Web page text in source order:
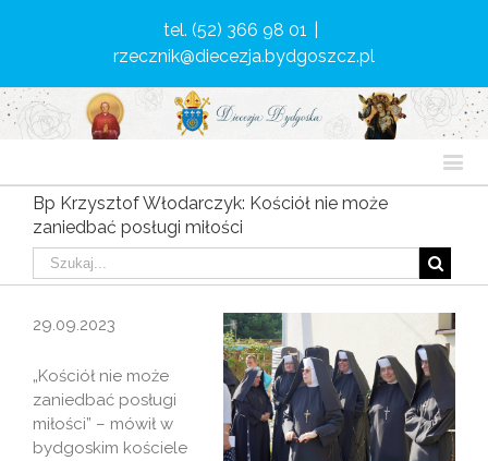
tel. (52) 366 98 01
rzecznik@diecezja.bydgoszcz.pl
Bp Krzysztof Włodarczyk: Kościół nie może
zaniedbać posługi miłości
29.09.2023
„Kościół nie może
zaniedbać posługi
miłości” – mówił w
bydgoskim kościele